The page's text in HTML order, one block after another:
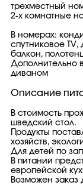
трехместный
2-х комнатные
В номерах:
спутниковое
балкон,
Дополнительно
диваном
Описание
В стоимость
шведский стол.
Продукты
хозяйств,
Для детей по
В питании
европейской
Возможен заказ